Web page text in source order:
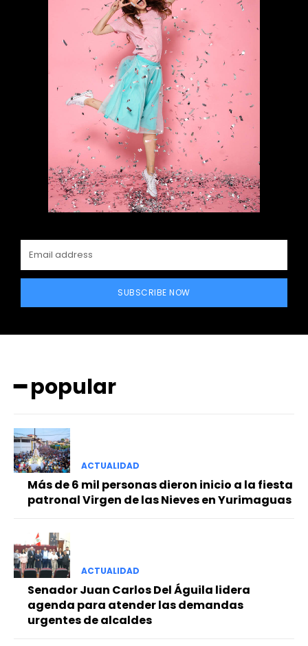
SUBSCRIBE NOW
━ popular
ACTUALIDAD
Más de 6 mil personas dieron inicio a la fiesta
patronal Virgen de las Nieves en Yurimaguas
ACTUALIDAD
Senador Juan Carlos Del Águila lidera
agenda para atender las demandas
urgentes de alcaldes